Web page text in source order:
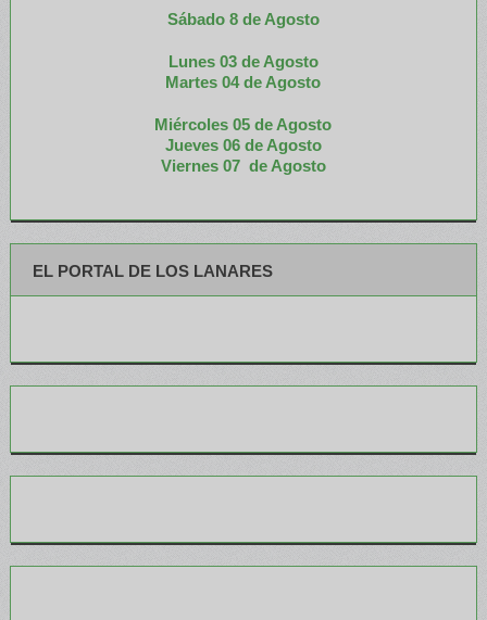
Sábado 8 de Agosto
Lunes 03 de Agosto
Martes 04 de Agosto
Miércoles 05 de Agosto
Jueves 06 de Agosto
Viernes 07 de Agosto
EL PORTAL DE LOS LANARES